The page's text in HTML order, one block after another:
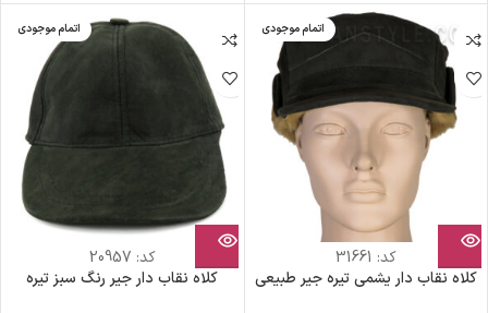
اتمام موجودی
کد: 31661
کلاه نقاب دار یشمی تیره جیر طبیعی
اتمام موجودی
کد: 20957
کلاه نقاب دار جیر رنگ سبز تیره